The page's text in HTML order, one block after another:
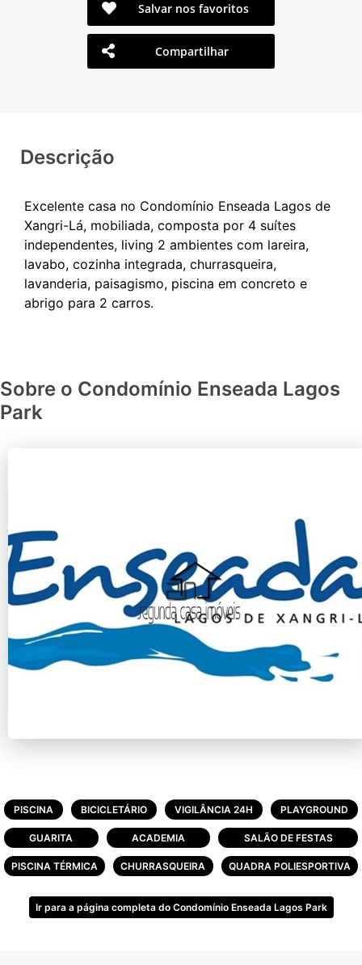
Salvar nos favoritos
Compartilhar
Descrição
Excelente casa no Condomínio Enseada Lagos de
Xangri-Lá, mobiliada, composta por 4 suítes
independentes, living 2 ambientes com lareira,
lavabo, cozinha integrada, churrasqueira,
lavanderia, paisagismo, piscina em concreto e
Sobre o Condomínio Enseada Lagos
Park
PISCINA BICICLETÁRIO VIGILÂNCIA 24H PLAYGROUND
GUARITA ACADEMIA SALÃO DE FESTAS
PISCINA TÉRMICA CHURRASQUEIRA QUADRA POLIESPORTIVA
Ir para a página completa do Condomínio Enseada Lagos Park